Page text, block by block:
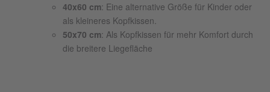
40x60 cm: Eine alternative Größe für Kinder oder
als kleineres Kopfkissen.
50x70 cm: Als Kopfkissen für mehr Komfort durch
die breitere Liegefläche